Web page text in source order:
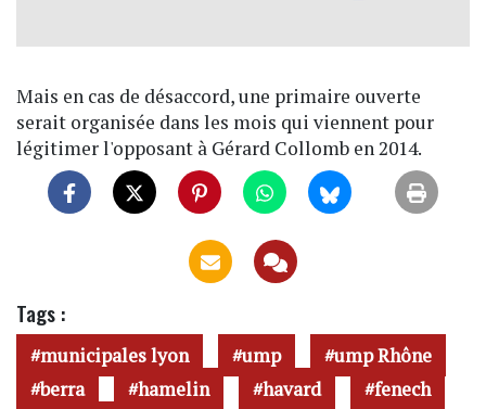
Mais en cas de désaccord, une primaire ouverte
serait organisée dans les mois qui viennent pour
légitimer l'opposant à Gérard Collomb en 2014.
Tags :
municipales lyon ump
ump Rhône
berra
hamelin havard
fenech